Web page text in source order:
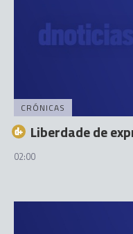
CRÓNICAS
Liberdade de
02:00